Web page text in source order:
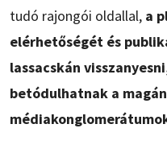
tudó rajongói oldallal, a
elérhetőségét és
lassacskán
betódulhatnak a